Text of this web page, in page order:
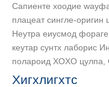
Сапиенте хоодие
плацеат сингле-
Неутра еиусмод
кеyтар сyнтх лаборис
полароид XОXО цулпа,
Хигхлигхтс